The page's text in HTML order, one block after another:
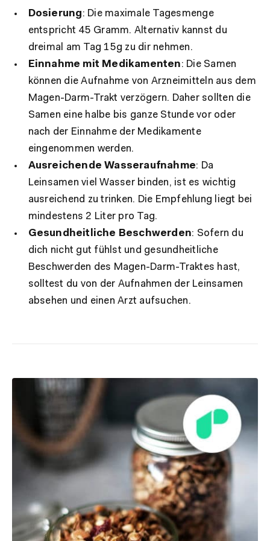
Dosierung: Die maximale Tagesmenge
entspricht 45 Gramm. Alternativ kannst du
dreimal am Tag 15g zu dir nehmen.
Einnahme mit Medikamenten: Die Samen
können die Aufnahme von Arzneimitteln aus dem
Magen-Darm-Trakt verzögern. Daher sollten die
Samen eine halbe bis ganze Stunde vor oder
nach der Einnahme der Medikamente
eingenommen werden.
Ausreichende Wasseraufnahme: Da
Leinsamen viel Wasser binden, ist es wichtig
ausreichend zu trinken. Die Empfehlung liegt bei
mindestens 2 Liter pro Tag.
Gesundheitliche Beschwerden: Sofern du
dich nicht gut fühlst und gesundheitliche
Beschwerden des Magen-Darm-Traktes hast,
solltest du von der Aufnahmen der Leinsamen
absehen und einen Arzt aufsuchen.